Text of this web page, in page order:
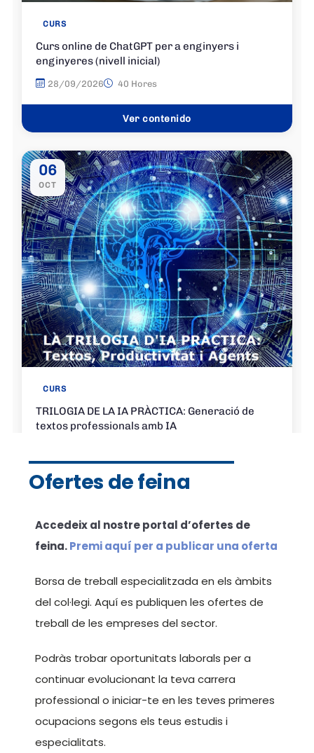
Ofertes de feina
Accedeix al nostre portal d’ofertes de
feina.Premi aquí per a publicar una oferta
Borsa de treball especialitzada en els àmbits
del col·legi. Aquí es publiquen les ofertes de
treball de les empreses del sector.
Podràs trobar oportunitats laborals per a
continuar evolucionant la teva carrera
professional o iniciar-te en les teves primeres
ocupacions segons els teus estudis i
especialitats.